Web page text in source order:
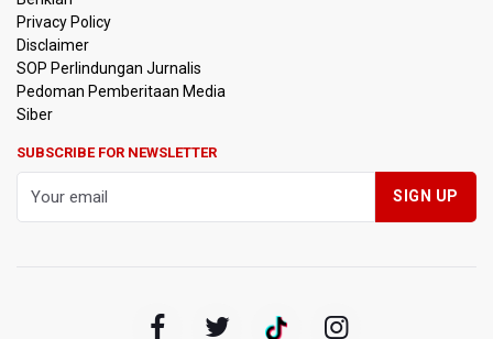
Dari Literasi Teks ke Literasi Multimodal
Kemenag Terbitkan 40 Buku Digital Pendidikan Agama
Islam, Dapat Diunduh Gratis
Polda Metro Jaya Pulangkan Tiga WNI Korban TPPO dari
Libya
Privacy Policy
Disclaimer
SOP Perlindungan Jurnalis
Pedoman Pemberitaan Media
Siber
SUBSCRIBE FOR NEWSLETTER